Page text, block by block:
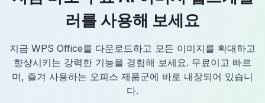
러를 사용해 보세요
지금 WPS Office를 다운로드하고 모든 이미지를 확대하고
향상시키는 강력한 기능을 경험해 보세요. 무료이고 빠르
며, 즐겨 사용하는 오피스 제품군에 바로 내장되어 있습니
다.